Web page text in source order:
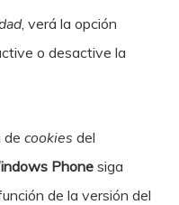
, verá la opción
o desactive la
de cookies del
Phonesiga
de la versión del